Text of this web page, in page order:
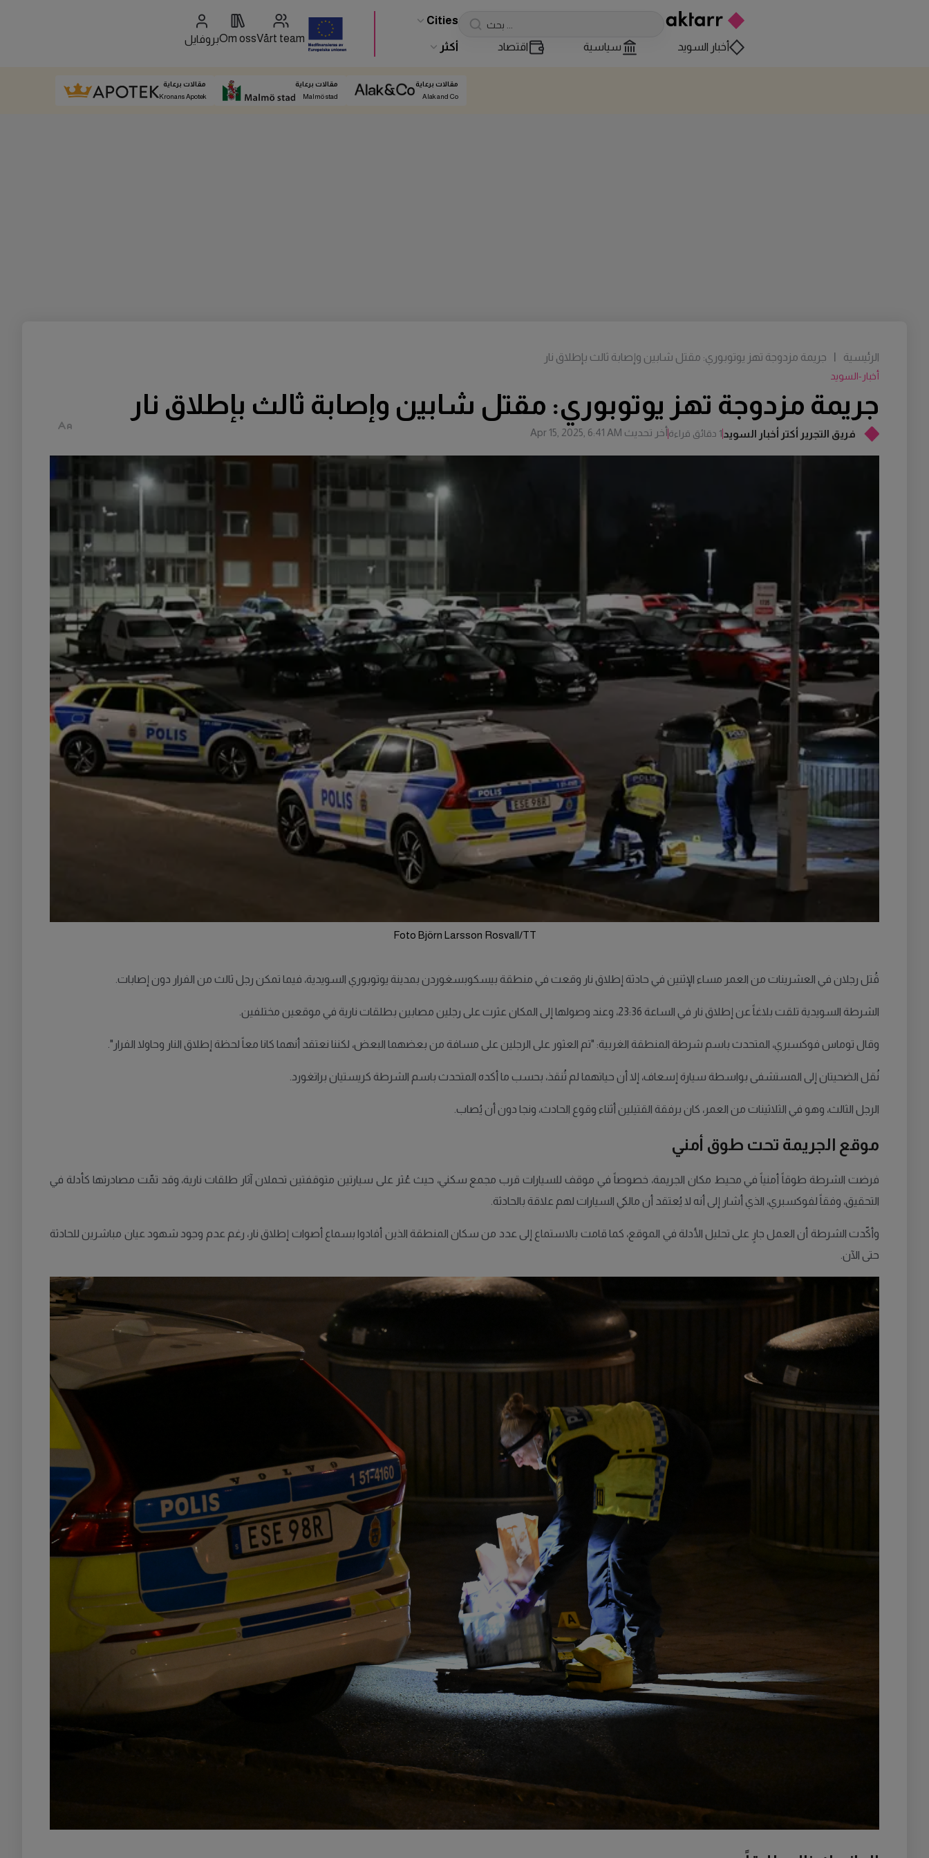
Cities
أخبار السويد سياسية اقتصاد أكثر
Vårt team
Om ossبروفايل
مقالات برعاية
Alak and Co
مقالات برعاية
Malmö stad
مقالات برعاية
Kronans Apotek
فريق التجرير أكتر أخبار السويد1 دقائق قراءة أخر تحديث Apr 15, 2025, 6:41 AM
جريمة مزدوجة تهز يوتوبوري: مقتل شابين وإصابة ثالث بإطلاق نار
أخبار-السويد
الرئيسية جريمة مزدوجة تهز يوتوبوري: مقتل شابين وإصابة ثالث بإطلاق نار
Foto Björn Larsson Rosvall/TT
قُتل رجلان في العشرينات من العمر مساء الإثنين في حادثة إطلاق نار وقعت في منطقة بيسكوبسغوردن بمدينة يوتوبوري السويدية، فيما تمكن رجل ثالث من الفرار دون إصابات.
الشرطة السويدية تلقت بلاغاً عن إطلاق نار في الساعة 23:36، وعند وصولها إلى المكان عثرت على رجلين مصابين بطلقات نارية في موقعين مختلفين.
وقال توماس فوكسبري، المتحدث باسم شرطة المنطقة الغربية: "تم العثور على الرجلين على مسافة من بعضهما البعض، لكننا نعتقد أنهما كانا معاً لحظة إطلاق النار وحاولا الفرار".
نُقل الضحيتان إلى المستشفى بواسطة سيارة إسعاف، إلا أن حياتهما لم تُنقذ، بحسب ما أكده المتحدث باسم الشرطة كريستيان براتغورد.
الرجل الثالث، وهو في الثلاثينات من العمر، كان برفقة القتيلين أثناء وقوع الحادث، ونجا دون أن يُصاب.
موقع الجريمة تحت طوق أمني
فرضت الشرطة طوقاً أمنياً في محيط مكان الجريمة، خصوصاً في موقف للسيارات قرب مجمع سكني، حيث عُثر على سيارتين متوقفتين تحملان آثار طلقات نارية، وقد تمّت مصادرتها كأدلة في
التحقيق، وفقاً لفوكسبري، الذي أشار إلى أنه لا يُعتقد أن مالكي السيارات لهم علاقة بالحادثة.
وأكّدت الشرطة أن العمل جارٍ على تحليل الأدلة في الموقع، كما قامت بالاستماع إلى عدد من سكان المنطقة الذين أفادوا بسماع أصوات إطلاق نار، رغم عدم وجود شهود عيان مباشرين للحادثة
حتى الآن.